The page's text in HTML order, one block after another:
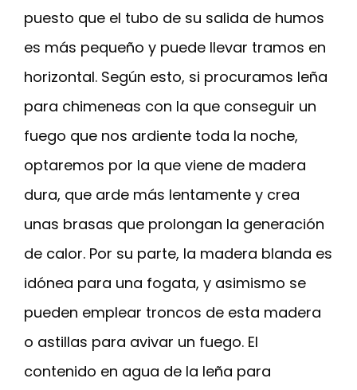
puesto que el tubo de su salida de humos
es más pequeño y puede llevar tramos en
horizontal. Según esto, si procuramos leña
para chimeneas con la que conseguir un
fuego que nos ardiente toda la noche,
optaremos por la que viene de madera
dura, que arde más lentamente y crea
unas brasas que prolongan la generación
de calor. Por su parte, la madera blanda es
idónea para una fogata, y asimismo se
pueden emplear troncos de esta madera
o astillas para avivar un fuego. El
contenido en agua de la leña para